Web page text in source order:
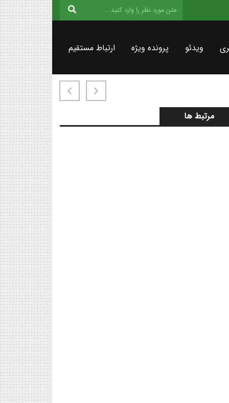
ویدئو پرونده ویژه ارتباط مستقیم
مرتبط ها